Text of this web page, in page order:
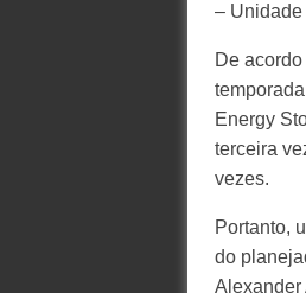
– Unidade
De
Energy
terceira
vezes.
Portanto,
do
Alexander